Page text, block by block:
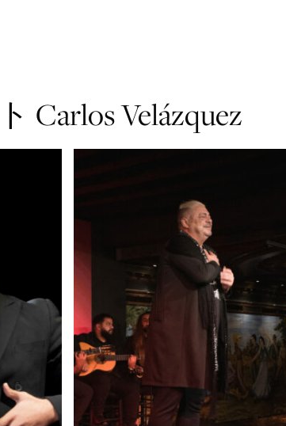
Carlos Velázquez